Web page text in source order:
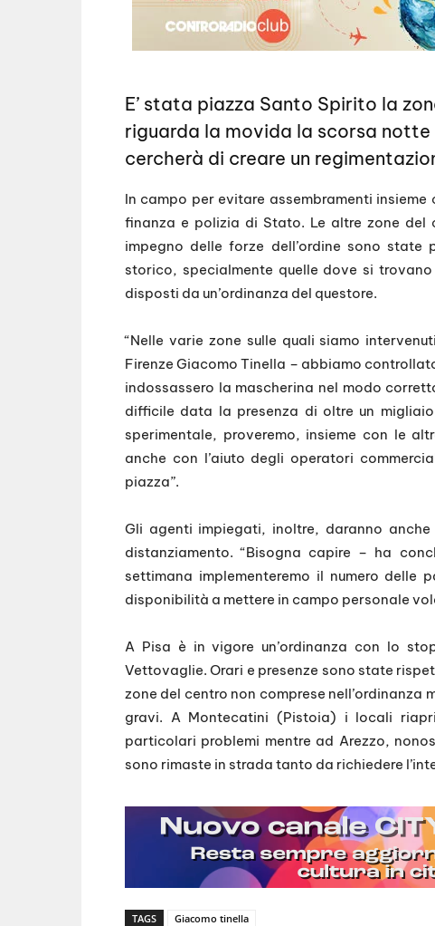
E’ stata piazza Santo Spirito la
riguarda la movida la scorsa
cercherà di creare un
In campo per evitare assembramenti
finanza e polizia di Stato. Le altre zone del
impegno delle forze dell’ordine sono
storico, specialmente quelle dove si
disposti da un’ordinanza del questore.
“Nelle varie zone sulle quali siamo
Firenze Giacomo Tinella – abbiamo
indossassero la mascherina nel modo
difficile data la presenza di oltre un
sperimentale, proveremo, insieme con le
anche con l’aiuto degli operatori
piazza”.
Gli agenti impiegati, inoltre, daranno
distanziamento. “Bisogna capire – ha
settimana implementeremo il numero delle
disponibilità a mettere in campo personale
A Pisa è in vigore un’ordinanza con lo
Vettovaglie. Orari e presenze sono state
zone del centro non comprese
gravi. A Montecatini (Pistoia) i locali
particolari problemi mentre ad Arezzo,
sono rimaste in strada tanto da richiedere
TAGS Giacomo tinella